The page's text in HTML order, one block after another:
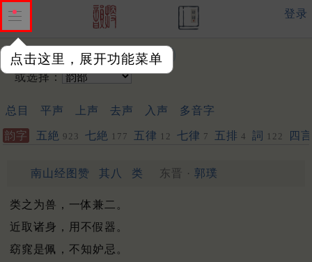
点击这里，展开功能菜单
登录
输入韵字：
或选择：
总目 平声 上声 去声 入声 多音字
韵字 五絶 923 七絶 177 五律 12 七律 7 五排 4 詞 122 四言
南山经图赞 其八 类 东晋 · 郭璞
类之为兽，一体兼二。
近取诸身，用不假器。
窈窕是佩，不知妒忌。